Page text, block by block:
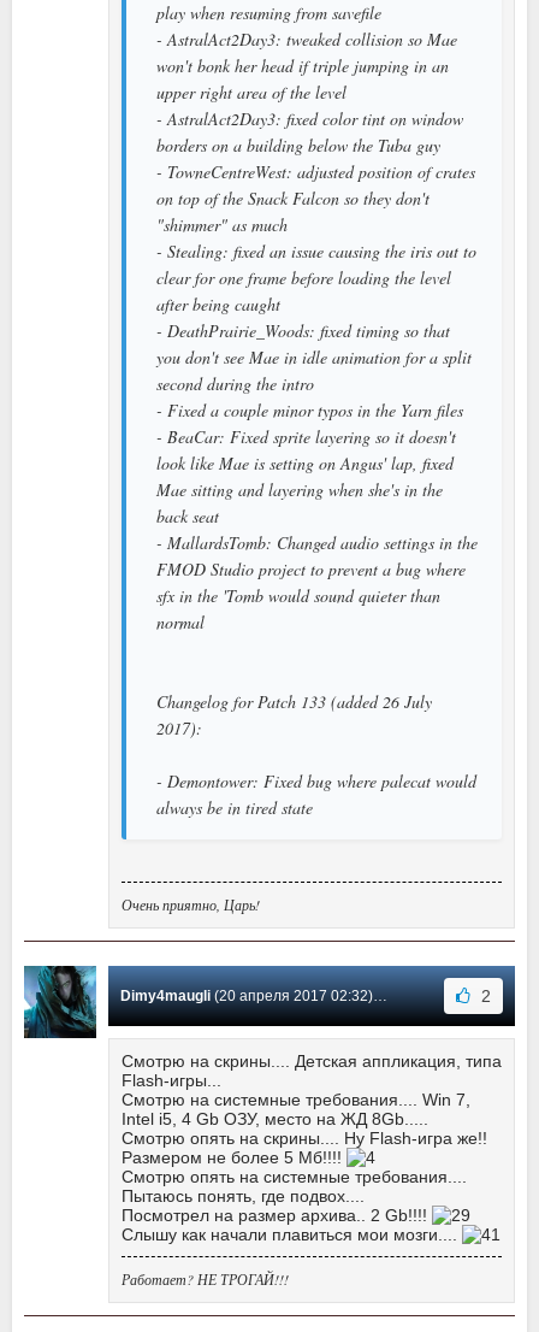
play when resuming from savefile
- AstralAct2Day3: tweaked collision so Mae
won't bonk her head if triple jumping in an
upper right area of the level
- AstralAct2Day3: fixed color tint on window
borders on a building below the Tuba guy
- TowneCentreWest: adjusted position of crates
on top of the Snack Falcon so they don't
"shimmer" as much
- Stealing: fixed an issue causing the iris out to
clear for one frame before loading the level
after being caught
- DeathPrairie_Woods: fixed timing so that
you don't see Mae in idle animation for a split
second during the intro
- Fixed a couple minor typos in the Yarn files
- BeaCar: Fixed sprite layering so it doesn't
look like Mae is setting on Angus' lap, fixed
Mae sitting and layering when she's in the
back seat
- MallardsTomb: Changed audio settings in the
FMOD Studio project to prevent a bug where
sfx in the 'Tomb would sound quieter than
normal
Changelog for Patch 133 (added 26 July
2017):
- Demontower: Fixed bug where palecat would
always be in tired state
Очень приятно, Царь!
Dimy4maugli(20 апреля 2017 02:32) Сообщение #2 2
Смотрю на скрины.... Детская аппликация, типа
Flash-игры...
Смотрю на системные требования.... Win 7,
Intel i5, 4 Gb ОЗУ, место на ЖД 8Gb.....
Смотрю опять на скрины.... Ну Flash-игра же!!
Размером не более 5 Мб!!!!
Смотрю опять на системные требования....
Пытаюсь понять, где подвох....
Посмотрел на размер архива.. 2 Gb!!!!
Слышу как начали плавиться мои мозги....
Работает? НЕ ТРОГАЙ!!!